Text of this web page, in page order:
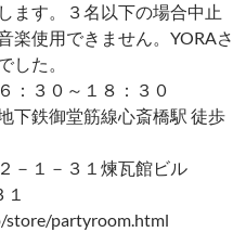
ます。３名以下の場合中止
楽使用できません。YORAさ
した。
：３０～１８：３０
下鉄御堂筋線心斎橋駅 徒歩
－１－３１煉瓦館ビル
store/partyroom.html